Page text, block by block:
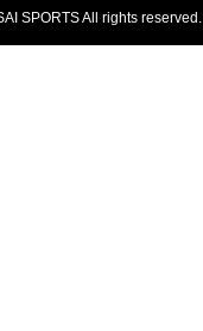
SPORTS All rights reserved.